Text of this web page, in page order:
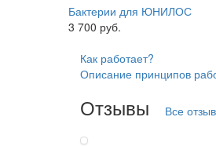
Бактерии для ЮНИЛОС
3 700 руб.
Как работает?
Описание принципов
Отзывы Все